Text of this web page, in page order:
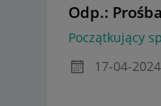
Odp.:
Początkujący
‎17-04-2024